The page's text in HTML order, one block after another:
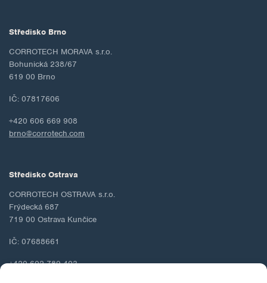
Středisko Brno
CORROTECH MORAVA s.r.o.
Bohunická 238/67
619 00 Brno
IČ: 07817606
+420 606 669 908
brno@corrotech.com
Středisko Ostrava
CORROTECH OSTRAVA s.r.o.
Frýdecká 687
719 00 Ostrava Kunčice
IČ: 07688661
+420 602 789 403